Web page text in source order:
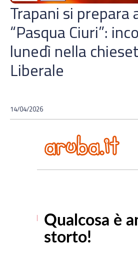
Trapani si prepara
“Pasqua Ciuri”:
lunedì nella
Liberale
14/04/2026